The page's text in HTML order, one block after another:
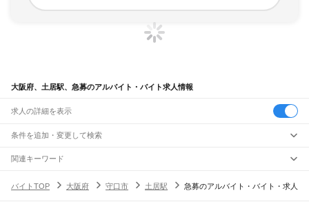
大阪府、土居駅、急募のアルバイト・バイト求人情報
求人の詳細を表示
条件を追加・変更して検索
市区町村を追加・変更
大阪府すべて
駅を追加・変更
関連キーワード
バイトTOP
大阪府 守口市 土居駅 急募のアルバイト・バイト・求人